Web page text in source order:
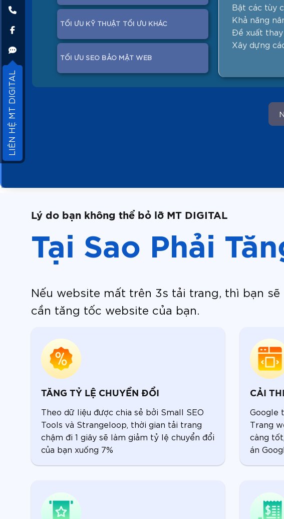
TỐI ƯU KỸ THUẬT TỐI ƯU KHÁC
TỐI ƯU SEO BẢO MẬT WEB
Bật các tùy
Khả năng
Đề xuất
Xây dựng
Lý do bạn không thể bỏ lỡ MT DIGITAL
Tại Sao Phải
Nếu website mất trên 3s tải trang, thì bạn
cần tăng tốc website của bạn.
TĂNG TỶ LỆ CHUYỂN ĐỔI
Theo dữ liệu được chia sẻ bởi Small SEO
Tools và Strangeloop, thời gian tải trang
chậm đi 1 giây sẽ làm giảm tỷ lệ chuyển đổi
của bạn xuống 7%
CẢI
Google
Trang
càng
án
LIÊN HỆ MT DIGITAL